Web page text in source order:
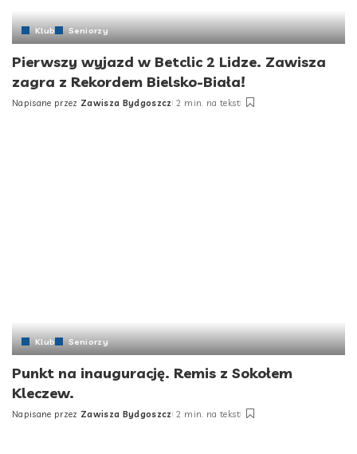
Klub Seniorzy
Pierwszy wyjazd w Betclic 2 Lidze. Zawisza
zagra z Rekordem Bielsko-Biała!
Posted
Napisane przez Zawisza Bydgoszcz 2 min. na tekst
Klub Seniorzy
Punkt na inaugurację. Remis z Sokołem
Kleczew.
Posted
Napisane przez Zawisza Bydgoszcz 2 min. na tekst